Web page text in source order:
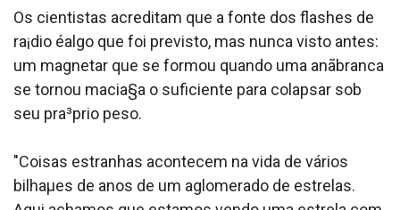
Os cientistas acreditam que a fonte dos flashes de
ra¡dio éalgo que foi previsto, mas nunca visto antes:
um magnetar que se formou quando uma anãbranca
se tornou macia§a o suficiente para colapsar sob
seu pra³prio peso.
"Coisas estranhas acontecem na vida de vários
bilhaµes de anos de um aglomerado de estrelas.